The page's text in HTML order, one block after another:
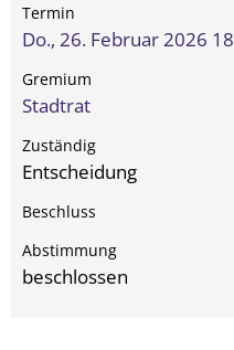
Do., 26. Februar 2026
Stadtrat
Entscheidung
beschlossen